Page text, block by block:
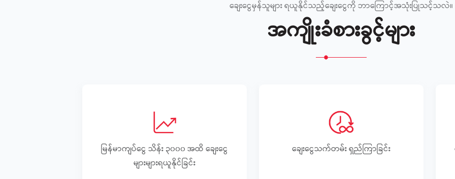
ချေးငွေမှန်သူများ ရယူနိုင်သည့်ချေးငွေကို ဘာကြောင့်အသုံးပြုသင့်သလဲ။
အကျိုးခံစားခွင့်များ
မြန်မာကျပ်ငွေ သိန်း ၃၀၀၀ အထိ ချေးငွေ
များများရယူနိုင်ခြင်း
ချေးငွေသက်တမ်း ရှည်ကြာခြင်း